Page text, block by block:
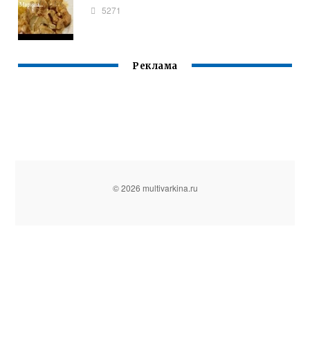
5271
Реклама
© 2026 multivarkina.ru